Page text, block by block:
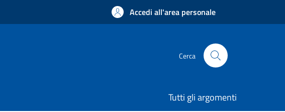
Accedi all'area personale
Cerca
Tutti gli argomenti